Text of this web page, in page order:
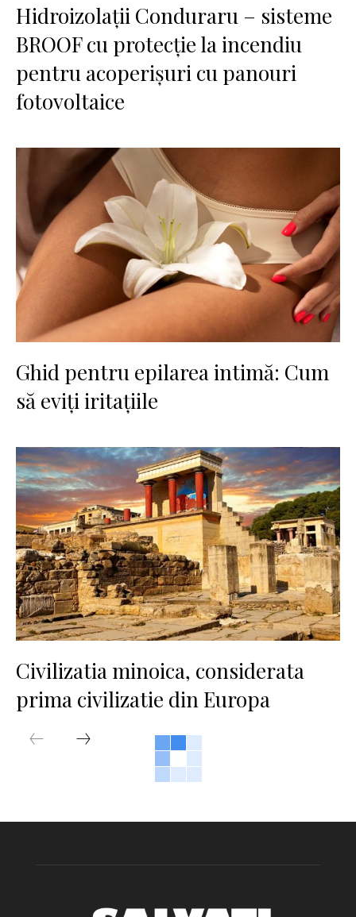
Hidroizolații Conduraru – sisteme
BROOF cu protecție la incendiu
pentru acoperișuri cu panouri
fotovoltaice
Ghid pentru epilarea intimă: Cum
să eviți iritațiile
Civilizatia minoica, considerata
prima civilizatie din Europa